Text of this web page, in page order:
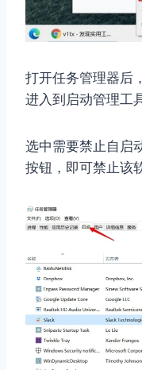
打开任务管理器后
进入到启动管理工
选中需要禁止自启
按钮，即可禁止该